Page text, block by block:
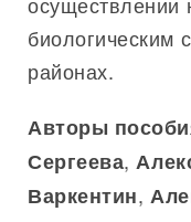
биологическим
районах.
Авторы
Сергеева,
Варкентин,